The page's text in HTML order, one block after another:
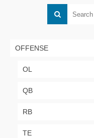
OFFENSE
OL
QB
RB
TE